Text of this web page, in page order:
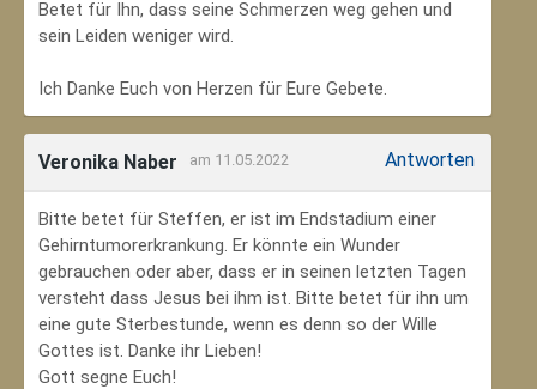
Betet für Ihn, dass seine Schmerzen weg gehen und
sein Leiden weniger wird.
Ich Danke Euch von Herzen für Eure Gebete.
Veronika Naber am 11.05.2022 Antworten
Bitte betet für Steffen, er ist im Endstadium einer
Gehirntumorerkrankung. Er könnte ein Wunder
gebrauchen oder aber, dass er in seinen letzten Tagen
versteht dass Jesus bei ihm ist. Bitte betet für ihn um
eine gute Sterbestunde, wenn es denn so der Wille
Gottes ist. Danke ihr Lieben!
Gott segne Euch!